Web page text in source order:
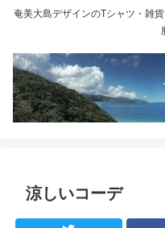
奄美大島デザインのTシャツ・雑
涼しいコーデ